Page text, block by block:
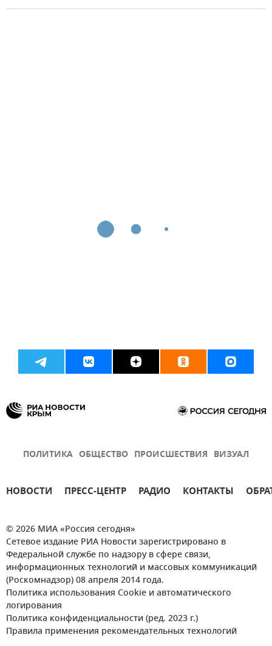
ПОЛИТИКА ОБЩЕСТВО ПРОИСШЕСТВИЯ ВИЗУАЛ
НОВОСТИ ПРЕСС-ЦЕНТР РАДИО КОНТАКТЫ
© 2026 МИА «Россия сегодня»
Сетевое издание РИА Новости зарегистрировано в
Федеральной службе по надзору в сфере связи,
информационных технологий и массовых коммуникаций
(Роскомнадзор) 08 апреля 2014 года.
Политика использования Cookie и автоматического
логирования
Политика конфиденциальности (ред. 2023 г.)
Правила применения рекомендательных технологий